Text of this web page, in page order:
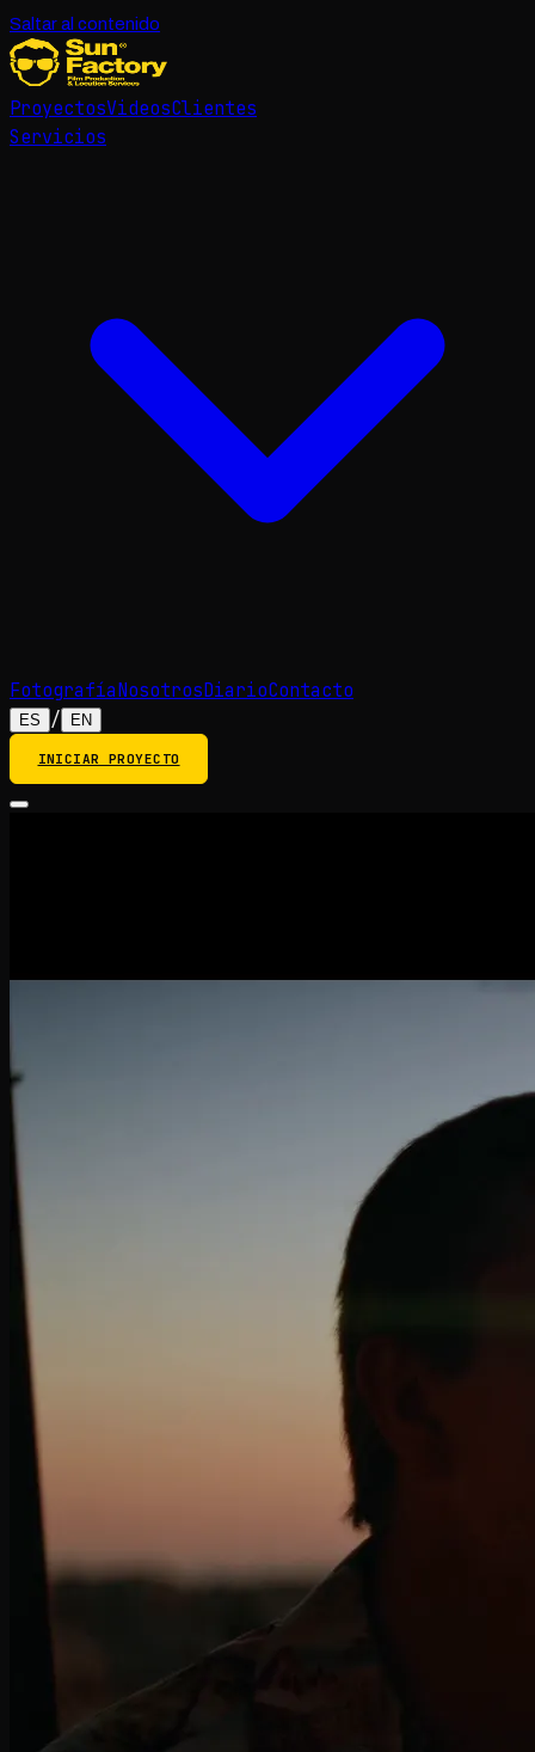
Saltar al contenido
ProyectosVideosClientes
Servicios
FotografíaNosotrosDiarioContacto
ES / EN
INICIAR PROYECTO